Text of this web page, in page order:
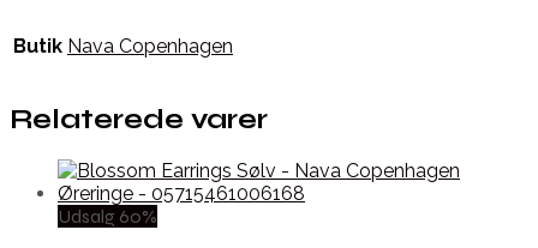
Butik Nava Copenhagen
Relaterede varer
Udsalg 60%